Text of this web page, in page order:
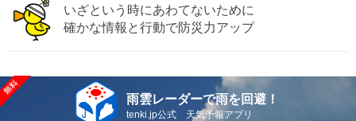
いざという時にあわてないために
確かな情報と行動で防災力アップ
雨雲レーダーで雨を回避！
tenki.jp公式 天気予報アプリ